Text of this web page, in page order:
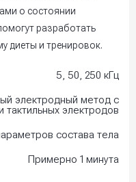
о состоянии
разработать
диеты и тренировок.
5, 50, 250 кГц
электродный метод с
электродов
состава тела
Примерно 1 минута